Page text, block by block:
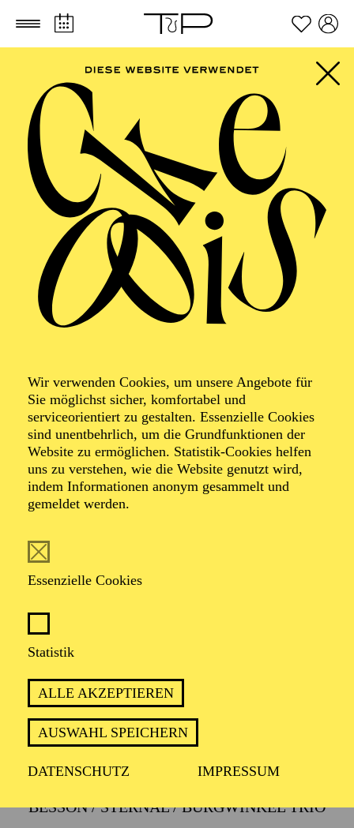
Zum Hauptinhalt springen Zum Footer springen
Wir verwenden Cookies, um unsere Angebote für
Sie möglichst sicher, komfortabel und
serviceorientiert zu gestalten. Essenzielle Cookies
sind unentbehrlich, um die Grundfunktionen der
Website zu ermöglichen. Statistik-Cookies helfen
uns zu verstehen, wie die Website genutzt wird,
indem Informationen anonym gesammelt und
gemeldet werden.
Essenzielle Cookies
Statistik
ALLE AKZEPTIEREN
AUSWAHL SPEICHERN
DATENSCHUTZ IMPRESSUM
PHILHARMONIE
„Surprise!“
Besson / Sternal /
Burgwinkel Trio
Freitag 8. Januar 2027
1 Stunde 30 Minuten, keine Pause
BESSON / STERNAL / BURGWINKEL TRIO